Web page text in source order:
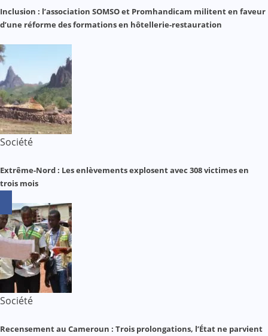
Inclusion : l’association SOMSO et Promhandicam militent en faveur
d’une réforme des formations en hôtellerie-restauration
Société
Extrême-Nord : Les enlèvements explosent avec 308 victimes en
trois mois
Société
Recensement au Cameroun : Trois prolongations, l’État ne parvient